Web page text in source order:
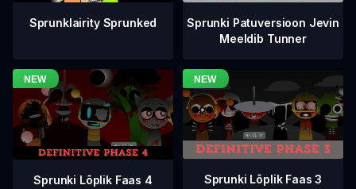
Sprunklairity Sprunked
Sprunki Patuversioon Jevin
Meeldib Tunner
Sprunki Lõplik Faas 4 Sprunki Lõplik Faas 3